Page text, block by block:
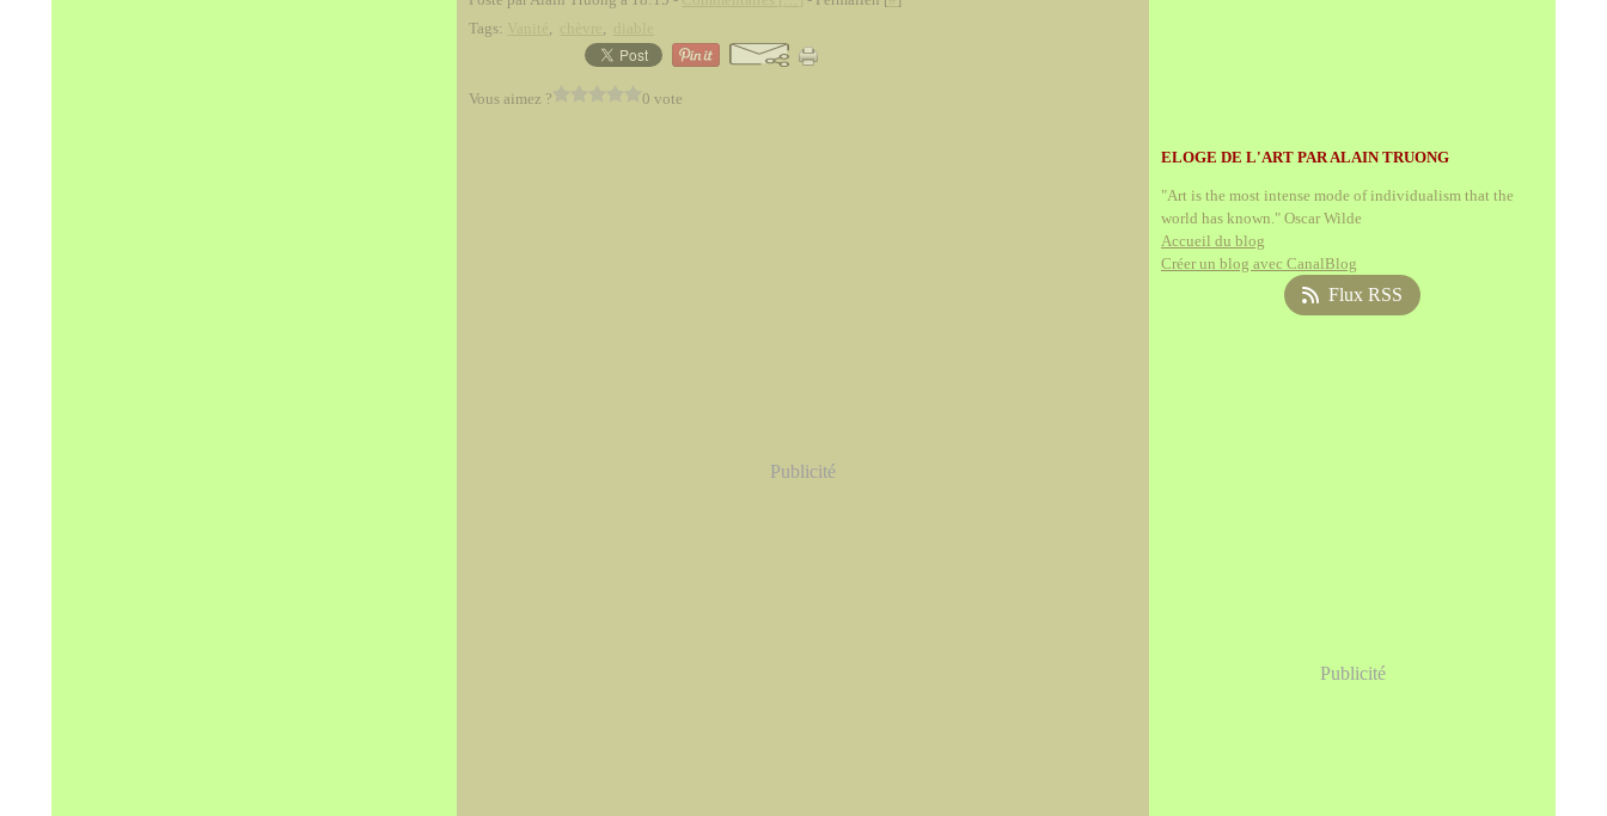
Tags:
, ,
Vous aimez ? 0 vote
Publicité
ELOGE DE L'ART PAR ALAIN TRUONG
"Art is the most intense mode of individualism that the
world has known." Oscar Wilde
Accueil du blog
Créer un blog avec CanalBlog
Flux RSS
Publicité